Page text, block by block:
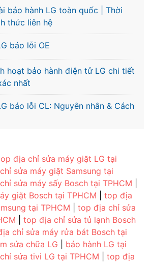
bảo hành LG toàn quốc | Thời
thức liên hệ
báo lỗi OE
hoạt bảo hành điện tử LG chi tiết
nhất
báo lỗi CL: Nguyên nhân & Cách
địa chỉ sửa máy giặt LG tại
sửa máy giặt Samsung tại
sửa máy sấy Bosch tại TPHCM
giặt Bosch tại TPHCM
top địa
tại TPHCM
top địa chỉ sửa
top địa chỉ sửa tủ lạnh Bosch
chỉ sửa máy rửa bát Bosch tại
sửa chữa LG
bảo hành LG tại
sửa tivi LG tại TPHCM
top địa